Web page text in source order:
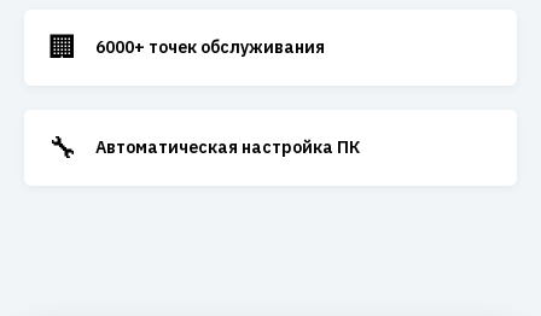
🏢 6000+ точек обслуживания
🔧 Автоматическая настройка ПК